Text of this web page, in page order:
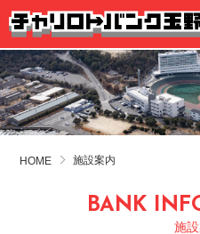
HOME 施設案内
BANK
施